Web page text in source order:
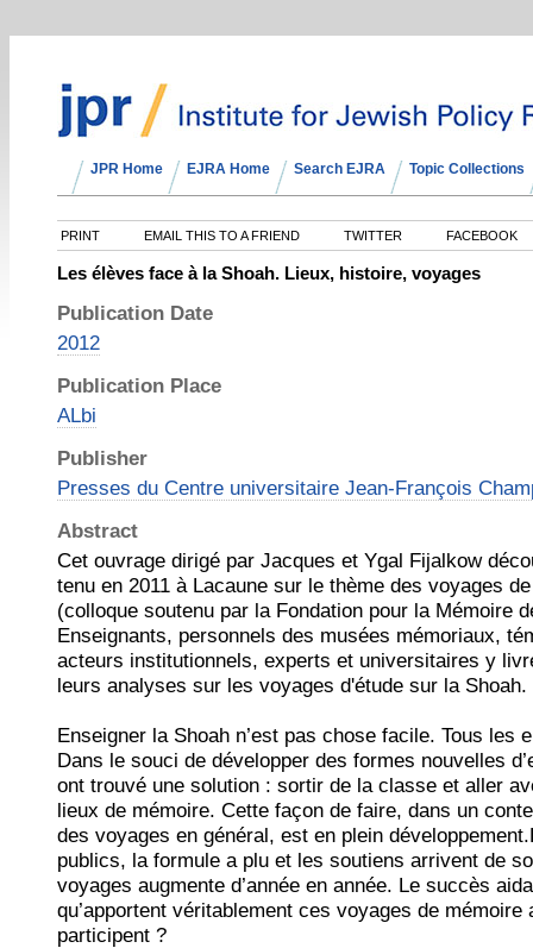
JPR Home EJRA Home Search EJRA Topic Collections
PRINT EMAIL THIS TO A FRIEND TWITTER FACEBOOK
Les élèves face à la Shoah. Lieux, histoire, voyages
Publication Date
2012
Publication Place
ALbi
Publisher
Presses du Centre universitaire Jean-François
Abstract
Cet ouvrage dirigé par Jacques et Ygal Fijalkow
tenu en 2011 à Lacaune sur le thème des voyages
(colloque soutenu par la Fondation pour la Mémoire
Enseignants, personnels des musées mémoriaux,
acteurs institutionnels, experts et universitaires y
leurs analyses sur les voyages d'étude sur la Shoah.
Enseigner la Shoah n’est pas chose facile. Tous les
Dans le souci de développer des formes nouvelles
ont trouvé une solution : sortir de la classe et aller
lieux de mémoire. Cette façon de faire, dans un
des voyages en général, est en plein
publics, la formule a plu et les soutiens arrivent de
voyages augmente d’année en année. Le succès
qu’apportent véritablement ces voyages de mémoire
participent ?